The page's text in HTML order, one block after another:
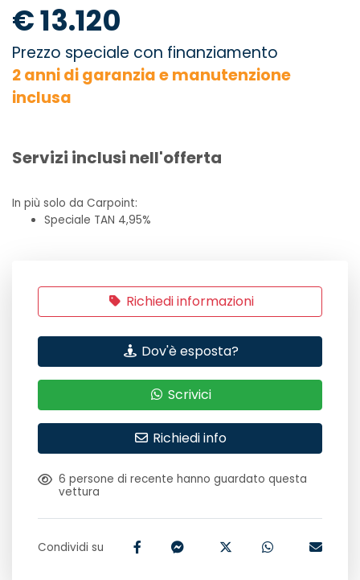
€ 13.120
Prezzo speciale con finanziamento
2 anni di garanzia e manutenzione
inclusa
Servizi inclusi nell'offerta
In più solo da Carpoint:
Speciale TAN 4,95%
Richiedi informazioni
Dov'è esposta?
Scrivici
Richiedi info
6 persone di recente hanno guardato questa
vettura
Condividi su